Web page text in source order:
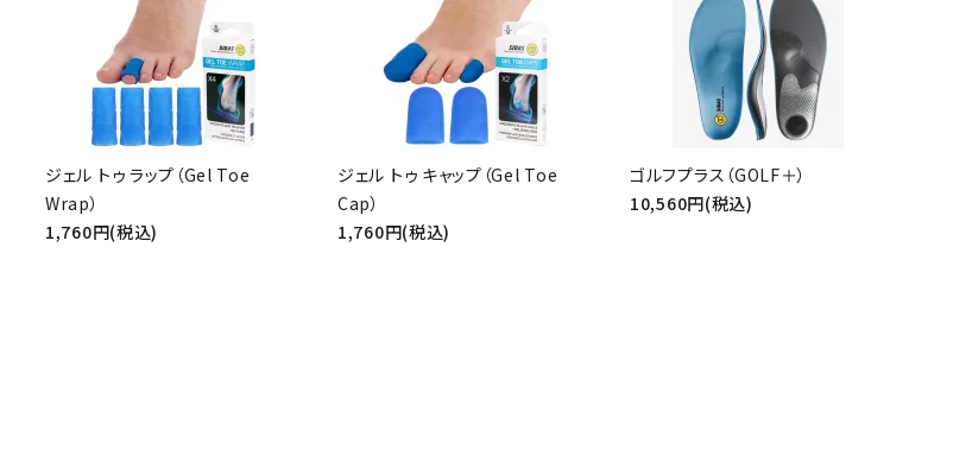
ジェル トゥ ラップ（Gel Toe
Wrap）
1,760円(税込)
ジェル トゥ キャップ（Gel Toe
Cap）
1,760円(税込)
ゴルフプラス（GOLF＋）
10,560円(税込)
close